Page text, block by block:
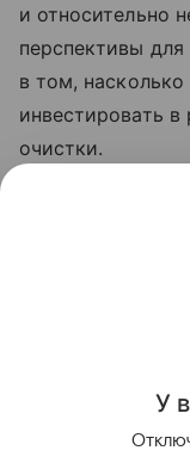
и относительно
перспективы
в том,
инвестировать
очистки.
микропластик
У